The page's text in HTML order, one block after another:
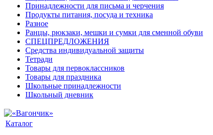
Принадлежности для письма и черчения
Продукты питания, посуда и техника
Разное
Ранцы, рюкзаки, мешки и сумки для сменной обуви
СПЕЦПРЕДЛОЖЕНИЯ
Средства индивидуальной защиты
Тетради
Товары для первоклассников
Товары для праздника
Школьные принадлежности
Школьный дневник
Каталог